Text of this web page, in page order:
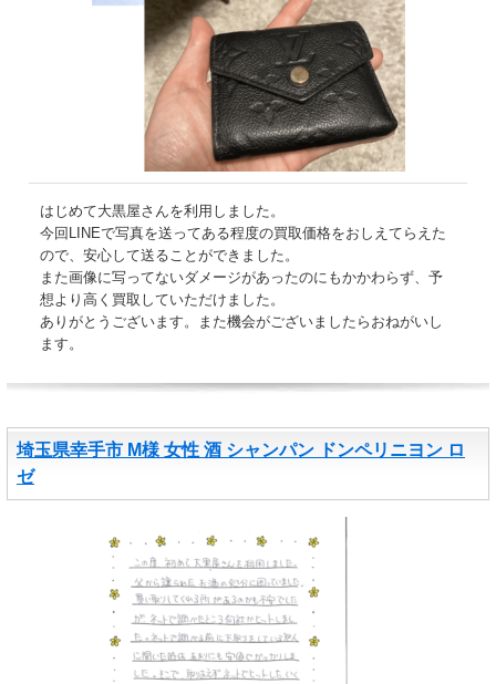
はじめて大黒屋さんを利用しました。
今回LINEで写真を送ってある程度の買取価格をおしえてらえた
ので、安心して送ることができました。
また画像に写ってないダメージがあったのにもかかわらず、予
想より高く買取していただけました。
ありがとうございます。また機会がございましたらおねがいし
ます。
埼玉県幸手市 M様 女性 酒 シャンパン ドンペリニヨン ロ
ゼ